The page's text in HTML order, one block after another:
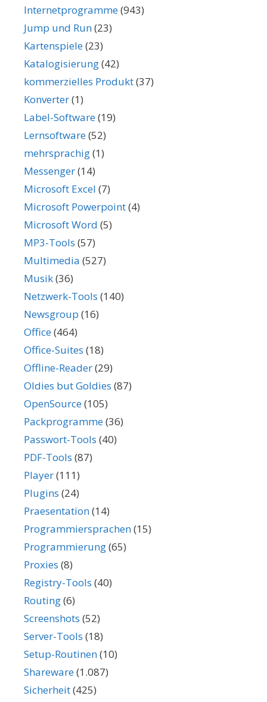
Internetprogramme(943)
Jump und Run(23)
Kartenspiele(23)
Katalogisierung(42)
kommerzielles Produkt(37)
Konverter(1)
Label-Software(19)
Lernsoftware(52)
mehrsprachig(1)
Messenger(14)
Microsoft Excel (7)
Microsoft Powerpoint(4)
Microsoft Word (5)
MP3-Tools (57)
Multimedia (527)
Musik(36)
Netzwerk-Tools (140)
Newsgroup (16)
Office(464)
Office-Suites (18)
Offline-Reader(29)
Oldies but Goldies (87)
OpenSource(105)
Packprogramme(36)
Passwort-Tools (40)
PDF-Tools (87)
Player(111)
Plugins (24)
Praesentation(14)
Programmiersprachen(15)
Programmierung(65)
Proxies (8)
Registry-Tools (40)
Routing(6)
Screenshots (52)
Server-Tools (18)
Setup-Routinen(10)
Shareware(1.087)
Sicherheit(425)